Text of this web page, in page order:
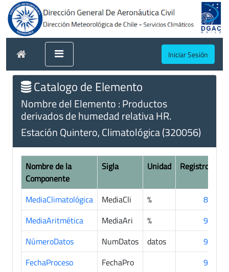
Iniciar Sesión
Catalogo de Elemento
Nombre del Elemento : Productos
derivados de humedad relativa HR.
Estación Quintero, Climatológica (320056)
Nombre de la
Componente
Sigla Unidad Registros
MediaClimatológica MediaCli %
89
MediaAritmética
MediaAri %
91
NúmeroDatos
NumDatos datos
91
FechaProceso
FechaPro 91